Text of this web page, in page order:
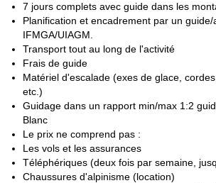
Le point culminant de cette formation initiale
l'impressionnant sommet alpin du Grand
est une randonnée difficile de 10 heures
permettra de nous préparer idéalement à
Blanc.
Après une journée de descente de la vallée
Chamonix pour une nuit de repos bien
celui de l'ascension de l'ambitieux et grand
ascension de 10 à 12 heures qui vous mettra
mentalement à l'épreuve, mais...
sentiment de bien-être et de satisfaction
avez atteint le sommet.
7 jours complets avec guide dans les
Planification et encadrement par un
IFMGA/UIAGM.
Transport tout au long de l'activité
Frais de guide
Matériel d'escalade (exes de glace,
etc.)
Guidage dans un rapport min/max 1:2
Blanc
Le prix ne comprend pas :
Les vols et les assurances
Téléphériques (deux fois par semaine,
Chaussures d'alpinisme (location)